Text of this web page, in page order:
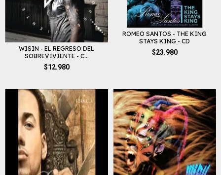
WISIN - EL REGRESO DEL
SOBREVIVIENTE - C...
$12.980
ROMEO SANTOS - THE KING
STAYS KING - CD
$23.980